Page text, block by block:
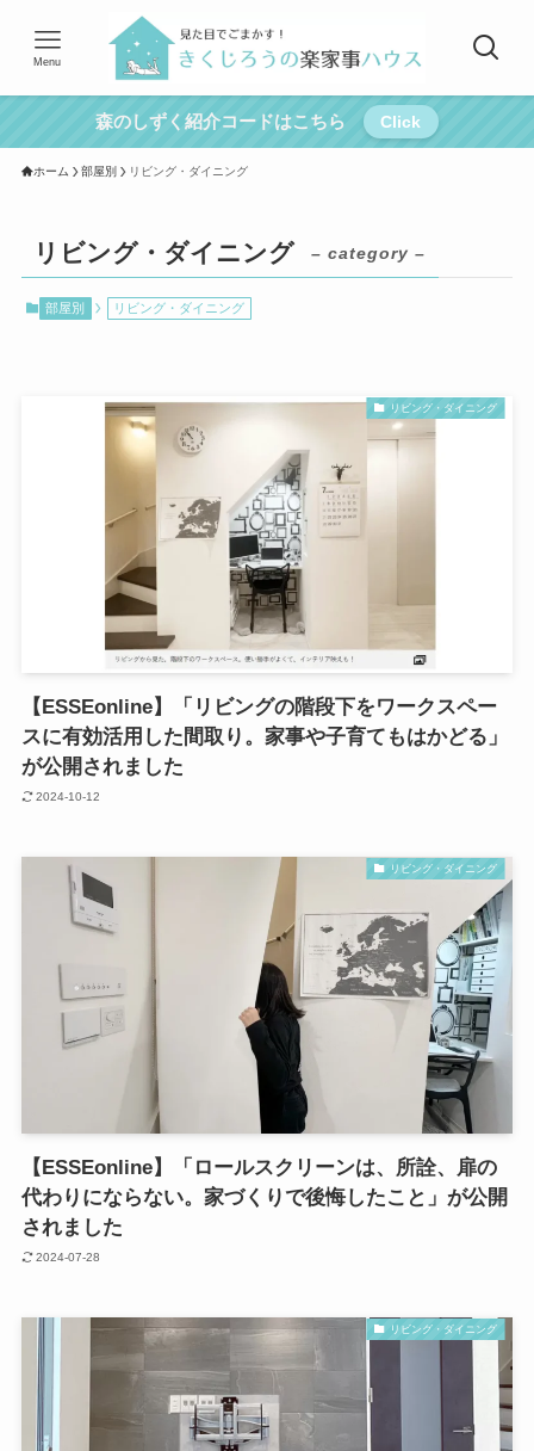
Menu
森のしずく紹介コードはこちら Click
ホーム 部屋別 リビング・ダイニング
リビング・ダイニング – category –
部屋別 リビング・ダイニング
リビング・ダイニング
【ESSEonline】「リビングの階段下をワークスペー
スに有効活用した間取り。家事や子育てもはかどる」
が公開されました
2024-10-12
リビング・ダイニング
【ESSEonline】「ロールスクリーンは、所詮、扉の
代わりにならない。家づくりで後悔したこと」が公開
されました
2024-07-28
リビング・ダイニング